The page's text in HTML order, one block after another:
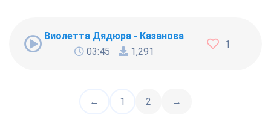
Виолетта Дядюра - Казанова
03:45
1,291
1
← 1 2 →